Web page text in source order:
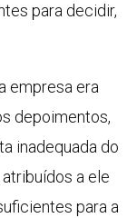
para decidir,
empresa era
depoimentos,
inadequada do
a ele
para a